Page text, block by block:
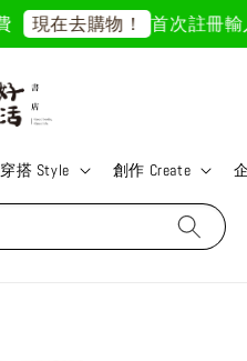
現在去購物！ 首次註冊輸入
穿搭 Style 創作 Create